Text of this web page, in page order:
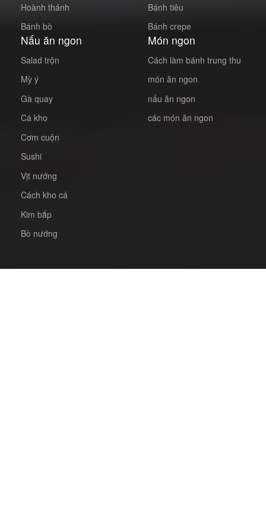
Hoành thánh
Bánh bò
Bánh tiêu
Bánh crepe
Nấu ăn ngon
Salad trộn
Mỳ ý
Gà quay
Cá kho
Cơm cuộn
Sushi
Vịt nướng
Cách kho cá
Kim bắp
Bò nướng
Món ngon
Cách làm bánh trung thu
món ăn ngon
nấu ăn ngon
các món ăn ngon